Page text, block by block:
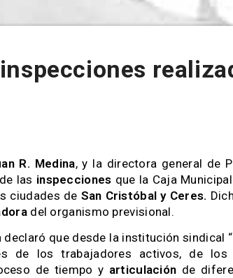
R. Medina, y la directora general de
de las inspecciones que la Caja
ciudades de San Cristóbal y Ceres.
del organismo previsional.
declaró que desde la institución
de los trabajadores activos, de los
de tiempo y articulación de